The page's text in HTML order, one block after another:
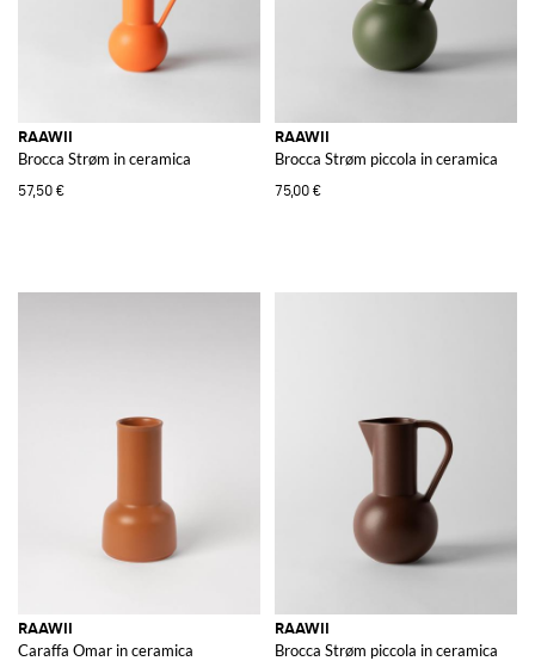
RAAWII
Brocca Strøm in ceramica
57,50 €
RAAWII
Brocca Strøm piccola in ceramica
75,00 €
RAAWII
Caraffa Omar in ceramica
RAAWII
Brocca Strøm piccola in ceramica